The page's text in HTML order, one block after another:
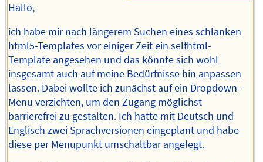
Hallo,
ich habe mir nach längerem Suchen eines schlanken
html5-Templates vor einiger Zeit ein selfhtml-
Template angesehen und das könnte sich wohl
insgesamt auch auf meine Bedürfnisse hin anpassen
lassen. Dabei wollte ich zunächst auf ein Dropdown-
Menu verzichten, um den Zugang möglichst
barrierefrei zu gestalten. Ich hatte mit Deutsch und
Englisch zwei Sprachversionen eingeplant und habe
diese per Menupunkt umschaltbar angelegt.